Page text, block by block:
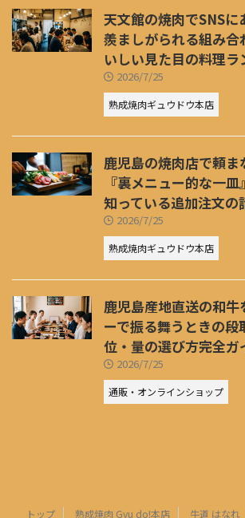
天文館の焼肉でSNSに
羨ましがられる組み合
いしい見た目の料理ラ
2026/7/25
熟成焼肉ギュウドウ本店
鹿児島の焼肉店で頼ま
『裏メニュー的な一
知っている追加注文の
2026/7/25
熟成焼肉ギュウドウ本店
鹿児島産地直送の和牛
ーで振る舞うときの段
位・量の選び方完全ガ
2026/7/25
通販・オンラインショップ
トップ 熟成焼肉 Gyu do!本店 牛道 はなれ